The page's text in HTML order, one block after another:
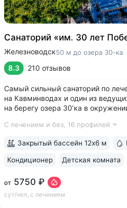
Санаторий «им. 30 лет
Железноводск50 м до озера 30-ка
8.3 210 отзывов
Самый сильный санаторий по
на Кавминводах и один из
на берегу озера 30’ка в
Озеро 30’ка — одна из главных
С лечением и без, 16 профилей
от 5750 ₽
сут/чел, с лечением
Закрытый бассейн 12х6 м
Кондиционер Детская комната